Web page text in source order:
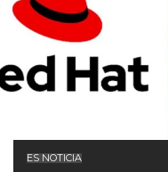
ES NOTICIA